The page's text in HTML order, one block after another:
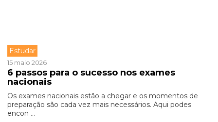
Estudar
15 maio 2026
6 passos para o sucesso nos exames
nacionais
Os exames nacionais estão a chegar e os momentos de
preparação são cada vez mais necessários. Aqui podes
encon ...